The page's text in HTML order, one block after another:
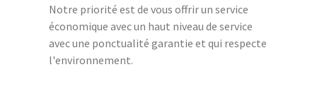
Notre priorité est de vous offrir un service
économique avec un haut niveau de service
avec une ponctualité garantie et qui respecte
l'environnement.